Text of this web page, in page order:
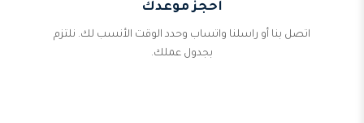
احجز موعدك
اتصل بنا أو راسلنا واتساب وحدد الوقت الأنسب لك. نلتزم
بجدول عملك.